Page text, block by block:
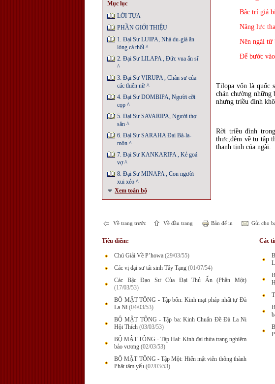
Mục lục
LỜI TỰA
PHẦN GIỚI THIỆU
1. Đại Sư LUIPA, Nhà du-già ăn
lòng cá thối ^
2. Đại Sư LILAPA , Ðức vua ẩn sĩ
^
3. Đại Sư VIRUPA , Chân sư của
các thiên nữ ^
4. Đại Sư DOMBIPA, Người cỡi
cọp ^
5. Đại Sư SAVARIPA, Người thợ
săn ^
6. Đại Sư SARAHA Ðại Bà-la-
môn ^
7. Đại Sư KANKARIPA , Kẻ goá
vợ ^
8. Đại Sư MINAPA , Con người
xui xẻo ^
Xem toàn bộ
Bậc trí giả
Năng lực
Nên ngài từ
Ðể bước
Tilopa vốn là quốc
chán chường những
nhưng triều đình
Rời triều đình
thực,đêm về tu tập
thanh tịnh của ngài.
Về trang trước Về đầu trang Bản để in Gửi cho
Tiêu điểm:
Chú Giải Về P’howa (29/03/55)
Các vị đại sư tái sinh Tây Tạng (01/07/54)
Các Bậc Đạo Sư Của Đại Thủ Ấn (Phần Một)
(17/03/53)
BỘ MẬT TÔNG - Tập bốn: Kinh mạt pháp nhất tự Đà
La Ni (04/03/53)
BỘ MẬT TÔNG - Tập ba: Kinh Chuẩn Đề Đà La Ni
Hội Thích (03/03/53)
BỘ MẬT TÔNG - Tập Hai: Kinh đại thừa trang nghiêm
bảo vương (02/03/53)
BỘ MẬT TÔNG - Tập Một: Hiển mật viên thông thành
Phật tâm yếu (02/03/53)
Các